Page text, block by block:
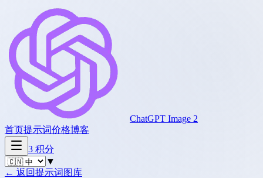
ChatGPT Image 2
首页提示词价格博客
3 积分
▼
← 返回提示词图库